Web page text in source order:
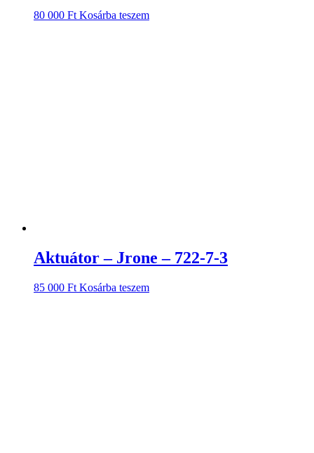
80 000 Ft Kosárba teszem
Aktuátor – Jrone – 722-7-3
85 000 Ft Kosárba teszem